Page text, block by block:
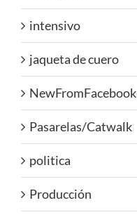
intensivo
jaqueta de cuero
NewFromFacebook
Pasarelas/Catwalk
politica
Producción